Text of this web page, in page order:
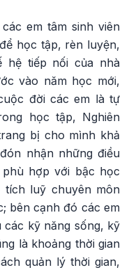
em tâm sinh viên
học tập, rèn luyện,
hệ tiếp nối của nhà
vào năm học mới,
đời các em là tự
học tập, Nghiên
bị cho mình khả
nhận những điều
hợp với bậc học
tích luỹ chuyên môn
bên cạnh đó các em
kỹ năng sống, kỹ
là khoảng thời gian
quản lý thời gian,